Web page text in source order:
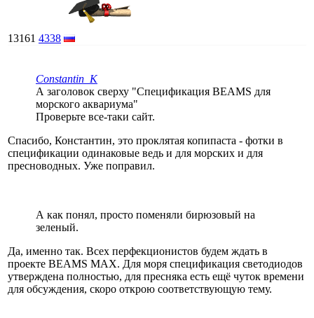
13161 4338
Constantin_K
А заголовок сверху "Спецификация BEAMS для
морского аквариума"
Проверьте все-таки сайт.
Спасибо, Константин, это проклятая копипаста - фотки в
спецификации одинаковые ведь и для морских и для
пресноводных. Уже поправил.
А как понял, просто поменяли бирюзовый на
зеленый.
Да, именно так. Всех перфекционистов будем ждать в
проекте BEAMS MAX. Для моря спецификация светодиодов
утверждена полностью, для пресняка есть ещё чуток времени
для обсуждения, скоро открою соответствующую тему.